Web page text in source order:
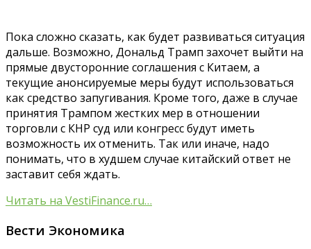
Пока сложно сказать, как будет развиваться ситуация
дальше. Возможно, Дональд Трамп захочет выйти на
прямые двусторонние соглашения с Китаем, а
текущие анонсируемые меры будут использоваться
как средство запугивания. Кроме того, даже в случае
принятия Трампом жестких мер в отношении
торговли с КНР суд или конгресс будут иметь
возможность их отменить. Так или иначе, надо
понимать, что в худшем случае китайский ответ не
заставит себя ждать.
Читать на VestiFinance.ru…
Вести Экономика